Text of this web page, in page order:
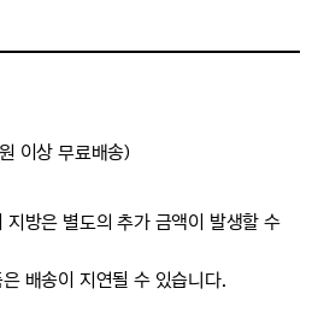
이상 무료배송)
지방은 별도의 추가 금액이 발생할 수
배송이 지연될 수 있습니다.